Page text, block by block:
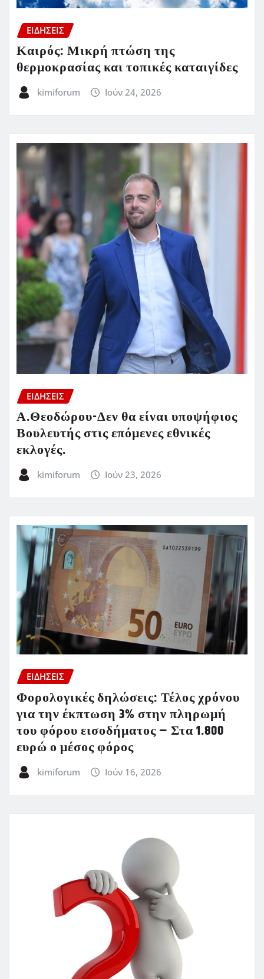
ΕΙΔΗΣΕΙΣ
Καιρός: Μικρή πτώση της
θερμοκρασίας και τοπικές καταιγίδες
kimiforum Ιούν 24, 2026
ΕΙΔΗΣΕΙΣ
Α.Θεοδώρου-Δεν θα είναι υποψήφιος
Βουλευτής στις επόμενες εθνικές
εκλογές.
kimiforum Ιούν 23, 2026
ΕΙΔΗΣΕΙΣ
Φορολογικές δηλώσεις: Τέλος χρόνου
για την έκπτωση 3% στην πληρωμή
του φόρου εισοδήματος – Στα 1.800
ευρώ ο μέσος φόρος
kimiforum Ιούν 16, 2026